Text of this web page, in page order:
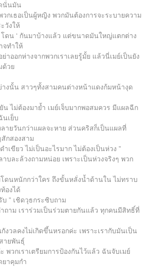
นั่นมัน
วกเธอเป็นผู้หญิง พวกมันต้องการจะระบายความ
วังให้
โดน ‘ กันมาบ้างแล้ว แต่ขนาดมันใหญ่แตกต่าง
จทำให้
าออกห่างจากพวกเราเลยรู้มั้ย แล้วนี่เมย์เป็นยัง
ด้วย
งนั้น สาวๆทั้งสามคนต่างหน้าแดงก้มหน้างุด
น ไม่ต้องมาย้ำ เมย์เจ็บมากพอสมควร มีแผลฉีก
เย็บ
ายวันกว่าแผลจะหาย ส่วนคริสก็เป็นแผลที่
กสองสาม
ขียว ไม่เป็นอะไรมาก ไม่ต้องเป็นห่วง ”
บละล้วงถามหน่อย เพราะเป็นห่วงจริงๆ พวก
โดนหนักกว่าใคร ถึงขั้นหลั่งน้ำด้านใน ไม่ทราบ
องได้
” เชิดวุธกระซิบถาม
ถาม เราร่วมเป็นร่วมตายกันแล้ว ทุกคนมีสิทธิ์ที่
งวลคงไม่เกิดขึ้นหรอกค่ะ เพราะเรากับมันเป็น
ายพันธุ์
พวกเราเตรียมการป้องกันไว้แล้ว ฉันจับเมย์
าคุมกำ